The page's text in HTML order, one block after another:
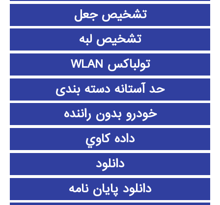
تشخیص جعل
تشخیص لبه
تولباکس WLAN
حد آستانه دسته بندی
خودرو بدون راننده
داده كاوي
دانلود
دانلود پايان نامه